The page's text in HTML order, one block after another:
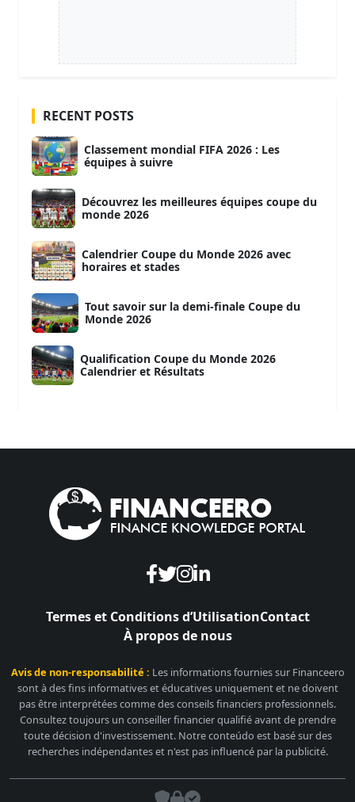
RECENT POSTS
Classement mondial FIFA 2026 : Les
équipes à suivre
Découvrez les meilleures équipes coupe du
monde 2026
Calendrier Coupe du Monde 2026 avec
horaires et stades
Tout savoir sur la demi-finale Coupe du
Monde 2026
Qualification Coupe du Monde 2026
Calendrier et Résultats
Termes et Conditions d’UtilisationContact
À propos de nous
Avis de non-responsabilité : Les informations fournies sur Financeero
sont à des fins informatives et éducatives uniquement et ne doivent
pas être interprétées comme des conseils financiers professionnels.
Consultez toujours un conseiller financier qualifié avant de prendre
toute décision d'investissement. Notre conteúdo est basé sur des
recherches indépendantes et n'est pas influencé par la publicité.